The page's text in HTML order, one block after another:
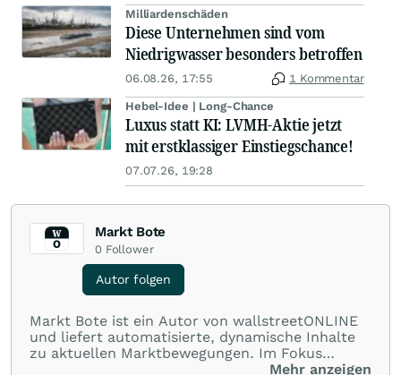
Milliardenschäden
Diese Unternehmen sind vom
Niedrigwasser besonders betroffen
06.08.26, 17:55 1 Kommentar
Hebel-Idee | Long-Chance
Luxus statt KI: LVMH-Aktie jetzt
mit erstklassiger Einstiegschance!
07.07.26, 19:28
Markt Bote
0 Follower
Autor folgen
Markt Bote ist ein Autor von wallstreetONLINE
und liefert automatisierte, dynamische Inhalte
zu aktuellen Marktbewegungen. Im Fokus
stehen Tops und Flops, Branchentrends und
Mehr anzeigen